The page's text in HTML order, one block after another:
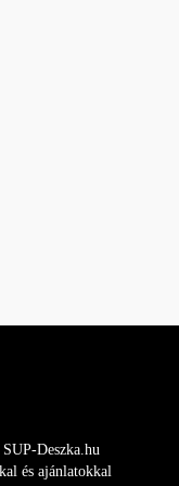
Deszka.hu
és ajánlatokkal